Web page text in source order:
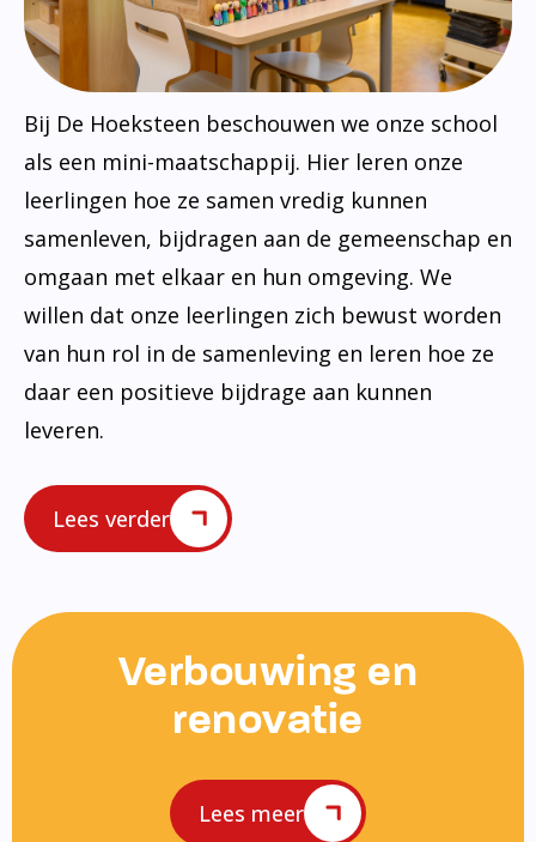
Bij De Hoeksteen beschouwen we onze school
als een mini-maatschappij. Hier leren onze
leerlingen hoe ze samen vredig kunnen
samenleven, bijdragen aan de gemeenschap en
omgaan met elkaar en hun omgeving. We
willen dat onze leerlingen zich bewust worden
van hun rol in de samenleving en leren hoe ze
daar een positieve bijdrage aan kunnen
leveren.
Lees verder
Verbouwing en
renovatie
Lees meer